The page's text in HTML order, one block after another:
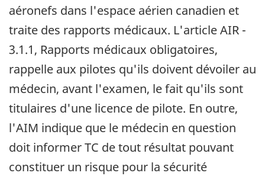
aéronefs dans l'espace aérien canadien et
traite des rapports médicaux. L'article AIR -
3.1.1, Rapports médicaux obligatoires,
rappelle aux pilotes qu'ils doivent dévoiler au
médecin, avant l'examen, le fait qu'ils sont
titulaires d'une licence de pilote. En outre,
l'AIM indique que le médecin en question
doit informer TC de tout résultat pouvant
constituer un risque pour la sécurité